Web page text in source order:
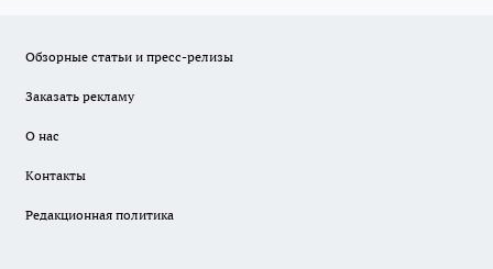
Обзорные статьи и пресс-релизы
Заказать рекламу
О нас
Контакты
Редакционная политика